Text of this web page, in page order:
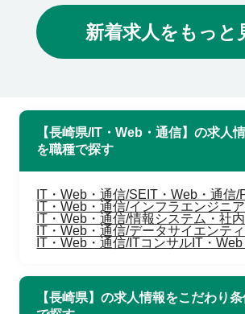
新着求人をもっと
【長崎県/IT・Web・通信】の求人
を職種で探す
IT・Web・通信/SE IT・Web・通信/
IT・Web・通信/インフラエンジニア
IT・Web・通信/情報システム・社
IT・Web・通信/データサイエンテ
IT・Web・通信/ITコンサル IT・
【長崎県】の求人情報をこだわり